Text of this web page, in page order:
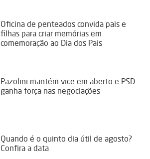
Oficina de penteados convida pais e
filhas para criar memórias em
comemoração ao Dia dos Pais
Pazolini mantém vice em aberto e PSD
ganha força nas negociações
Quando é o quinto dia útil de agosto?
Confira a data